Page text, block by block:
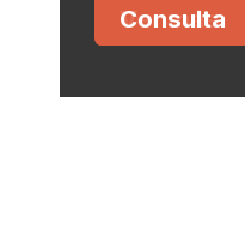
Consulta
Ver más